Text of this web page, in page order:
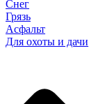
Снег
Грязь
Асфальт
Для охоты и дачи